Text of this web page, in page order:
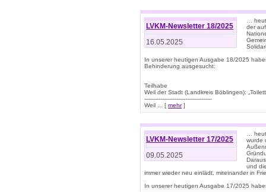
LVKM-Newsletter 18/2025
16.05.2025
…
der
In unserer heutigen Ausgabe 18/2025
Behinderung ausgesucht:
Teilhabe
Weil der Stadt (Landkreis Böblingen):
--------------------------------------
Weil ... [ mehr]
LVKM-Newsletter 17/2025
09.05.2025
…
wurde
und
immer wieder neu einlädt, miteinander in
In unserer heutigen Ausgabe 17/2025